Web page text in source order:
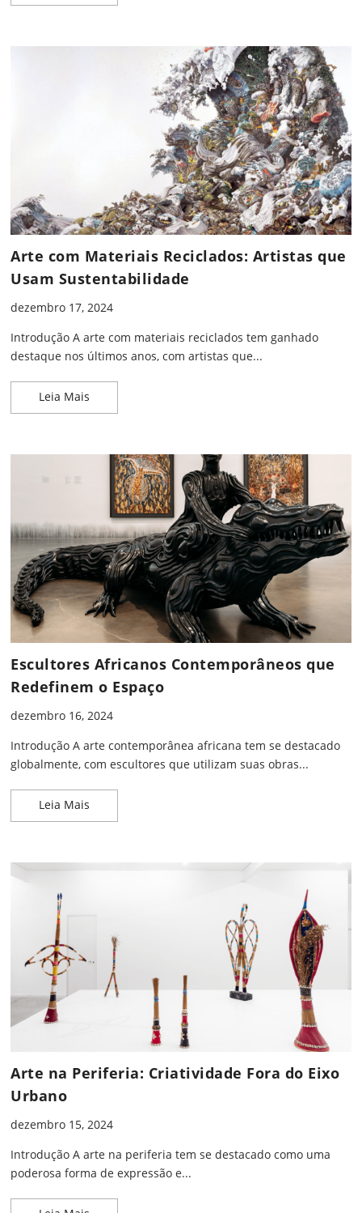
Arte com Materiais Reciclados: Artistas que
Usam Sustentabilidade
dezembro 17, 2024
Introdução A arte com materiais reciclados tem ganhado
destaque nos últimos anos, com artistas que...
Leia Mais
Escultores Africanos Contemporâneos que
Redefinem o Espaço
dezembro 16, 2024
Introdução A arte contemporânea africana tem se destacado
globalmente, com escultores que utilizam suas obras...
Leia Mais
Arte na Periferia: Criatividade Fora do Eixo
Urbano
dezembro 15, 2024
Introdução A arte na periferia tem se destacado como uma
poderosa forma de expressão e...